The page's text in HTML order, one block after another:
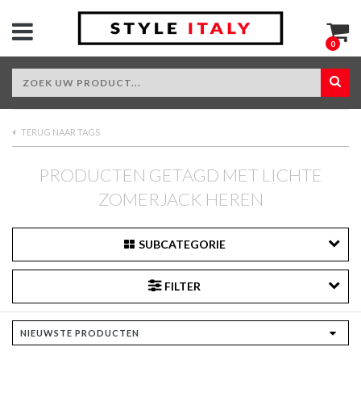
0
TERUG NAAR TAGS
PRODUCTEN GETAGD MET LICHTE
ZOMERJACK HEREN
SUBCATEGORIE
FILTER